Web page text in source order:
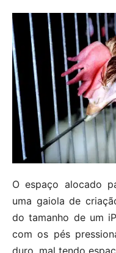
O espaço alocado
uma gaiola de
do tamanho de um
com os pés
duro, mal tendo